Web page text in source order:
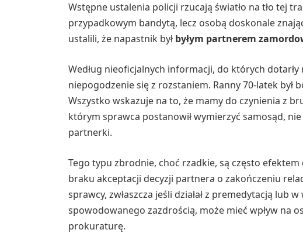
Wstępne ustalenia policji rzucają światło na tło tej
przypadkowym bandytą, lecz osobą doskonale
ustalili, że napastnik był byłym partnerem
Według nieoficjalnych informacji, do których
niepogodzenie się z rozstaniem. Ranny 70-latek
Wszystko wskazuje na to, że mamy do czynienia z
którym sprawca postanowił wymierzyć samosąd,
partnerki.
Tego typu zbrodnie, choć rzadkie, są często
braku akceptacji decyzji partnera o zakończeniu
sprawcy, zwłaszcza jeśli działał z premedytacją lub
spowodowanego zazdrością, może mieć wpływ na
prokuraturę.